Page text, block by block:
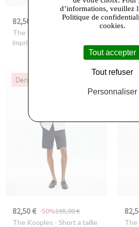
82,50 € 165,00 €
The Kooples
imprime new light blue
Dernières Chances
82,50 € 165,00 €
-50%
The Kooples - Short a taille
The
d’informations, veuillez
Politique de
cookies.
Tout accepter
Tout refuser
Personnaliser